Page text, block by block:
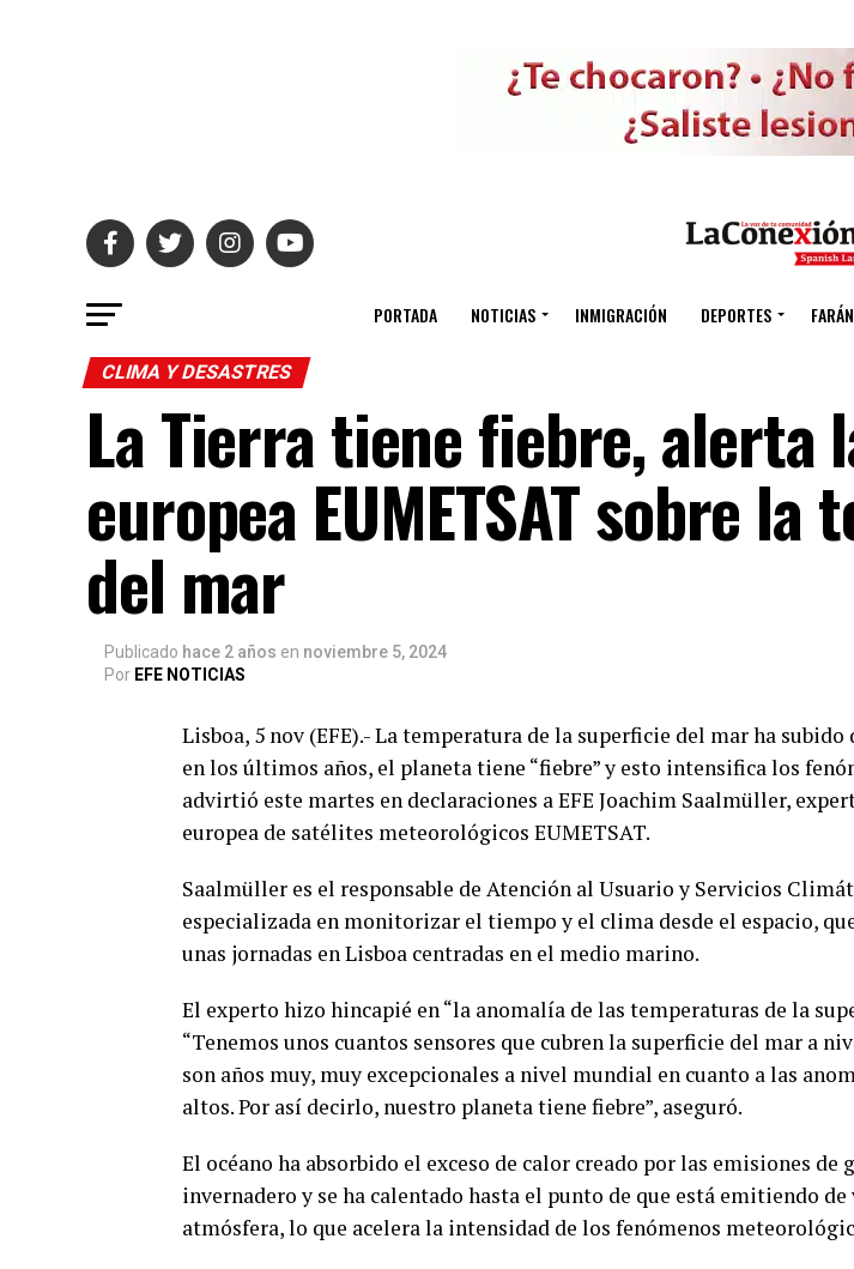
PORTADA NOTICIAS INMIGRACIÓN DEPORTES
CLIMA Y DESASTRES
La Tierra tiene fiebre, alerta
europea EUMETSAT sobre
del mar
Publicado hace 2 años en noviembre 5, 2024
Por EFE NOTICIAS
Lisboa, 5 nov (EFE).- La temperatura de la superficie del mar ha subido
en los últimos años, el planeta tiene “fiebre” y esto intensifica los
advirtió este martes en declaraciones a EFE Joachim Saalmüller,
europea de satélites meteorológicos EUMETSAT.
Saalmüller es el responsable de Atención al Usuario y Servicios
especializada en monitorizar el tiempo y el clima desde el espacio,
unas jornadas en Lisboa centradas en el medio marino.
El experto hizo hincapié en “la anomalía de las temperaturas de la
“Tenemos unos cuantos sensores que cubren la superficie del mar a
son años muy, muy excepcionales a nivel mundial en cuanto a las
altos. Por así decirlo, nuestro planeta tiene fiebre”, aseguró.
El océano ha absorbido el exceso de calor creado por las emisiones de
invernadero y se ha calentado hasta el punto de que está emitiendo
atmósfera, lo que acelera la intensidad de los fenómenos